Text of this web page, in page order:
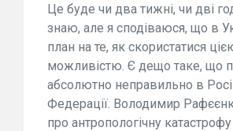
Це буде чи два тижні, чи дві
знаю, але я сподіваюся, що в
план на те, як скористатися
можливістю. Є дещо таке, що
абсолютно неправильно в
Федерації. Володимир
про антропологічну катастрофу